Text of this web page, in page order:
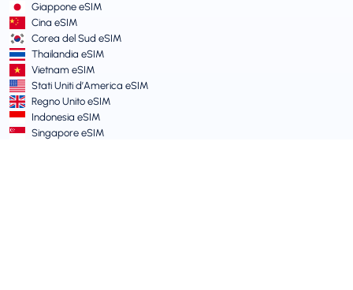
Giappone eSIM
Cina eSIM
Corea del Sud eSIM
Thailandia eSIM
Vietnam eSIM
Stati Uniti d’America eSIM
Regno Unito eSIM
Indonesia eSIM
Singapore eSIM